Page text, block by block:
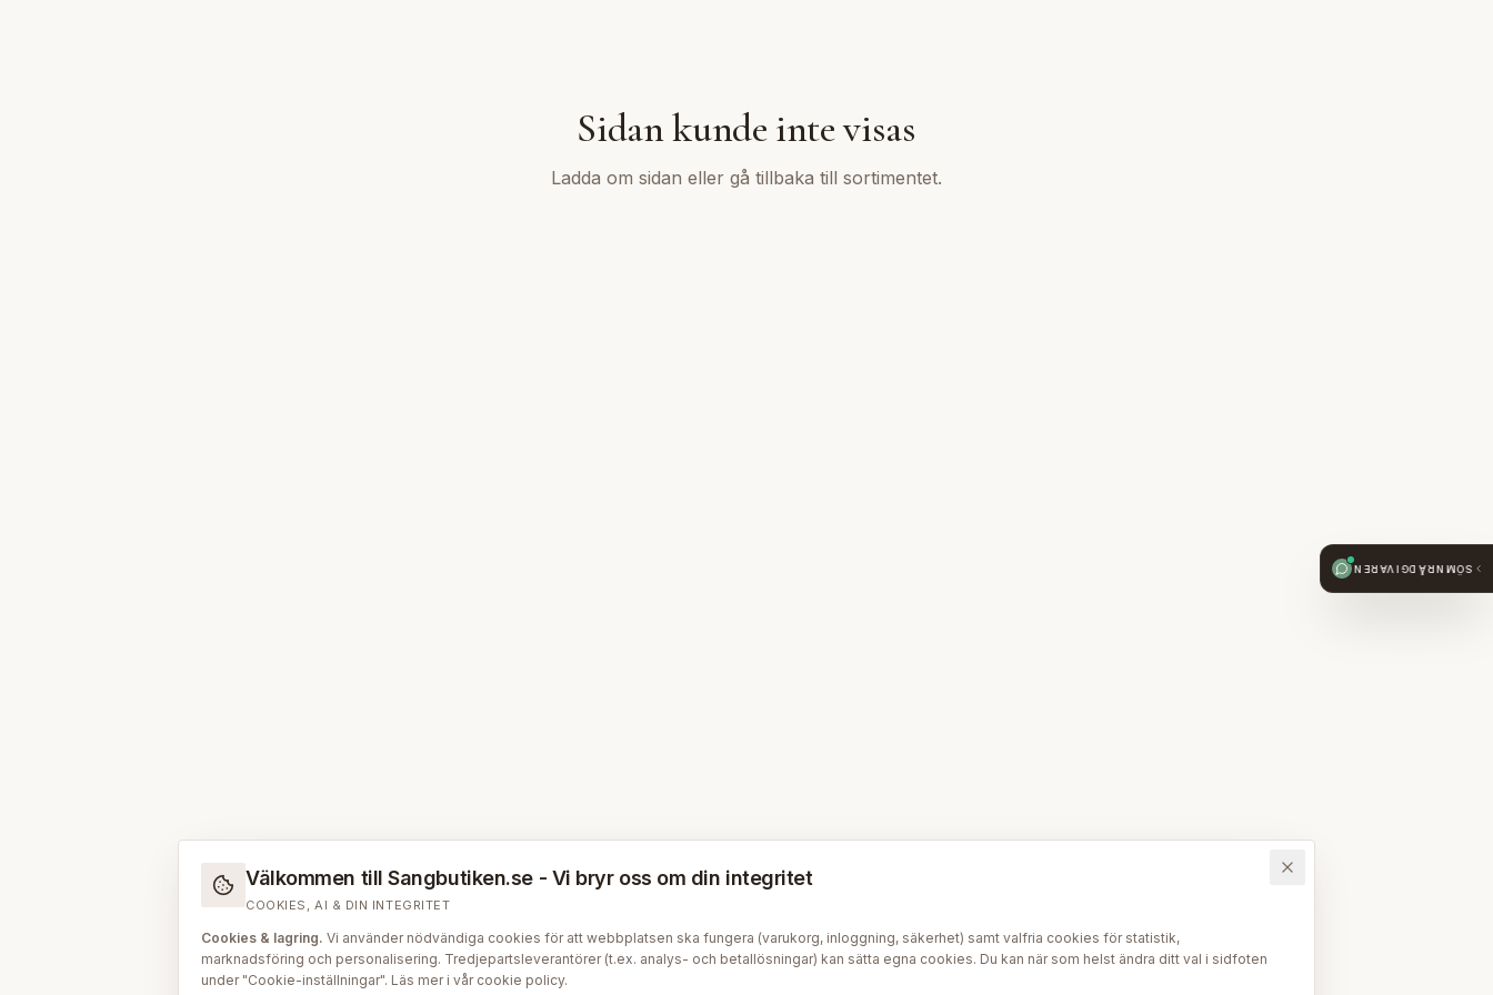
Sidan kunde inte visas
Ladda om sidan eller gå tillbaka till sortimentet.
SÖMNRÅDGIVAREN
Välkommen till Sangbutiken.se - Vi bryr oss om din integritet
COOKIES, AI & DIN INTEGRITET
Cookies & lagring. Vi använder nödvändiga cookies för att webbplatsen ska fungera (varukorg, inloggning, säkerhet) samt valfria cookies för statistik,
marknadsföring och personalisering. Tredjepartsleverantörer (t.ex. analys- och betallösningar) kan sätta egna cookies. Du kan när som helst ändra ditt val i sidfoten
under "Cookie-inställningar". Läs mer i vår cookie policy.